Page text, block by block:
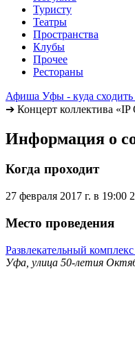
Туристу
Театры
Пространства
Клубы
Прочее
Рестораны
Афиша Уфы - куда сходить
➔ Концерт коллектива «IP
Информация о
Когда проходит
27 февраля 2017 г. в 19:00
Место проведения
Развлекательный
Уфа, улица 50-летия